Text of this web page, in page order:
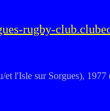
rugby-
et l'Isle sur Sorgues), 1977